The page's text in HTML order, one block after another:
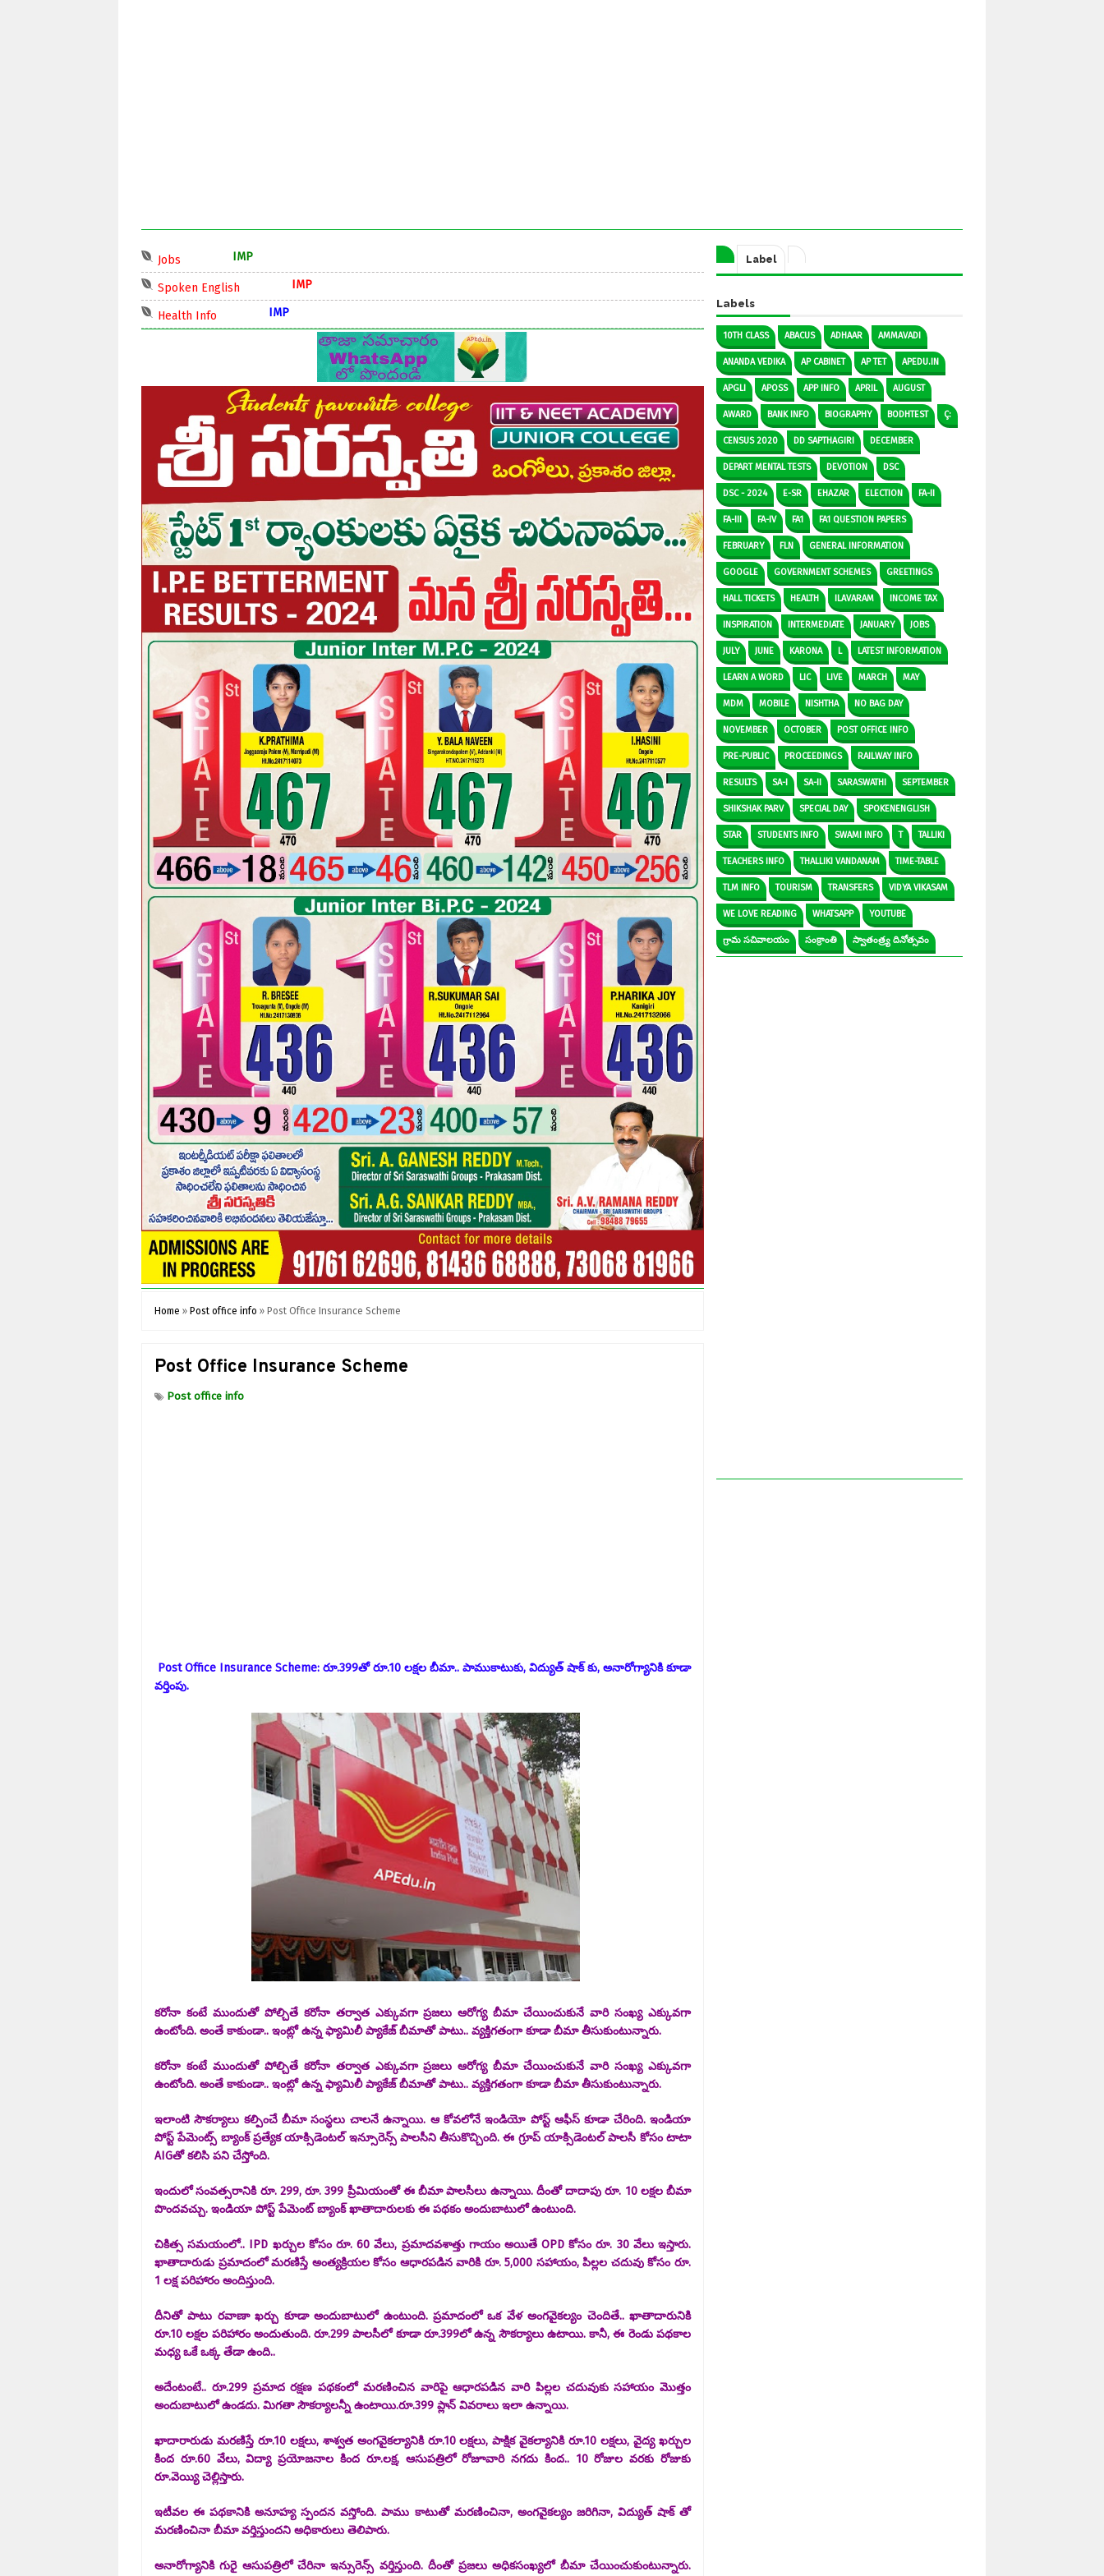
Jobs
Spoken English
Health Info
Home » Post office info » Post Office Insurance Scheme
Post Office Insurance Scheme
Post office info
Post Office Insurance Scheme: రూ.399తో రూ.10 లక్షల బీమా.. పాముకాటుకు, విద్యుత్ షాక్ కు, అనారోగ్యానికి కూడా
వర్తింపు.
కరోనా కంటే ముందుతో పోల్చితే కరోనా తర్వాత ఎక్కువగా ప్రజలు ఆరోగ్య బీమా చేయించుకునే వారి సంఖ్య ఎక్కువగా
ఉంటోంది. అంతే కాకుండా.. ఇంట్లో ఉన్న ఫ్యామిలీ ప్యాకేజ్ బీమాతో పాటు.. వ్యక్తిగతంగా కూడా బీమా తీసుకుంటున్నారు.
కరోనా కంటే ముందుతో పోల్చితే కరోనా తర్వాత ఎక్కువగా ప్రజలు ఆరోగ్య బీమా చేయించుకునే వారి సంఖ్య ఎక్కువగా
ఉంటోంది. అంతే కాకుండా.. ఇంట్లో ఉన్న ఫ్యామిలీ ప్యాకేజ్ బీమాతో పాటు.. వ్యక్తిగతంగా కూడా బీమా తీసుకుంటున్నారు.
ఇలాంటి సౌకర్యాలు కల్పించే బీమా సంస్థలు చాలనే ఉన్నాయి. ఆ కోవలోనే ఇండియో పోస్ట్ ఆఫీస్ కూడా చేరింది. ఇండియా
పోస్ట్ పేమెంట్స్ బ్యాంక్‌ ప్రత్యేక యాక్సిడెంటల్ ఇన్సూరెన్స్ పాలసీని తీసుకొచ్చింది. ఈ గ్రూప్ యాక్సిడెంటల్ పాలసీ కోసం టాటా
AIGతో కలిసి పని చేస్తోంది.
ఇందులో సంవత్సరానికి రూ. 299, రూ. 399 ప్రీమియంతో ఈ బీమా పాలసీలు ఉన్నాయి. దీంతో దాదాపు రూ. 10 లక్షల బీమా
పొందవచ్చు. ఇండియా పోస్ట్ పేమెంట్ బ్యాంక్ ఖాతాదారులకు ఈ పథకం అందుబాటులో ఉంటుంది.
చికిత్స సమయంలో.. IPD ఖర్చుల కోసం రూ. 60 వేలు, ప్రమాదవశాత్తు గాయం అయితే OPD కోసం రూ. 30 వేలు ఇస్తారు.
ఖాతాదారుడు ప్రమాదంలో మరణిస్తే అంత్యక్రియల కోసం ఆధారపడిన వారికి రూ. 5,000 సహాయం, పిల్లల చదువు కోసం రూ.
1 లక్ష పరిహారం అందిస్తుంది.
దీనితో పాటు రవాణా ఖర్చు కూడా అందుబాటులో ఉంటుంది. ప్రమాదంలో ఒక వేళ అంగవైకల్యం చెందితే.. ఖాతాదారునికి
రూ.10 లక్షల పరిహారం అందుతుంది. రూ.299 పాలసీలో కూడా రూ.399లో ఉన్న సౌకర్యాలు ఉటాయి. కానీ, ఈ రెండు పథకాల
మధ్య ఒకే ఒక్క తేడా ఉంది..
అదేంటంటే.. రూ.299 ప్రమాద రక్షణ పథకంలో మరణించిన వారిపై ఆధారపడిన వారి పిల్లల చదువుకు సహాయం మొత్తం
అందుబాటులో ఉండదు. మిగతా సౌకర్యాలన్నీ ఉంటాయి.రూ.399 ప్లాన్ వివరాలు ఇలా ఉన్నాయి.
ఖాదారారుడు మరణిస్తే రూ.10 లక్షలు, శాశ్వత అంగవైకల్యానికి రూ.10 లక్షలు, పాక్షిక వైకల్యానికి రూ.10 లక్షలు, వైద్య ఖర్చుల
కింద రూ.60 వేలు, విద్యా ప్రయోజనాల కింద రూ.లక్ష, ఆసుపత్రిలో రోజూవారి నగదు కింద.. 10 రోజుల వరకు రోజుకు
రూ.వెయ్యి చెల్లిస్తారు.
ఇటీవల ఈ పథకానికి అనూహ్య స్పందన వస్తోంది. పాము కాటుతో మరణించినా, అంగవైకల్యం జరిగినా, విద్యుత్ షాక్ తో
మరణించినా బీమా వర్తిస్తుందని అధికారులు తెలిపారు.
అనారోగ్యానికి గురై ఆసుపత్రిలో చేరినా ఇన్సురెన్స్ వర్తిస్తుంది. దీంతో ప్రజలు అధికసంఖ్యలో బీమా చేయించుకుంటున్నారు.
Label
Labels
10TH CLASS ABACUS ADHAAR AMMAVADI
ANANDA VEDIKA AP CABINET AP TET APEDU.IN
APGLI APOSS APP INFO APRIL AUGUST
AWARD BANK INFO BIOGRAPHY BODHTEST Ç:
CENSUS 2020 DD SAPTHAGIRI DECEMBER
DEPART MENTAL TESTS DEVOTION DSC
DSC - 2024 E-SR EHAZAR ELECTION FA-II
FA-III FA-IV FA1 FA1 QUESTION PAPERS
FEBRUARY FLN GENERAL INFORMATION
GOOGLE GOVERNMENT SCHEMES GREETINGS
HALL TICKETS HEALTH ILAVARAM INCOME TAX
INSPIRATION INTERMEDIATE JANUARY JOBS
JULY JUNE KARONA L LATEST INFORMATION
LEARN A WORD LIC LIVE MARCH MAY
MDM MOBILE NISHTHA NO BAG DAY
NOVEMBER OCTOBER POST OFFICE INFO
PRE-PUBLIC PROCEEDINGS RAILWAY INFO
RESULTS SA-I SA-II SARASWATHI SEPTEMBER
SHIKSHAK PARV SPECIAL DAY SPOKENENGLISH
STAR STUDENTS INFO SWAMI INFO T TALLIKI
TEACHERS INFO THALLIKI VANDANAM TIME-TABLE
TLM INFO TOURISM TRANSFERS VIDYA VIKASAM
WE LOVE READING WHATSAPP YOUTUBE
గ్రామ సచివాలయం సంక్రాంతి స్వాతంత్ర్య దినోత్సవం